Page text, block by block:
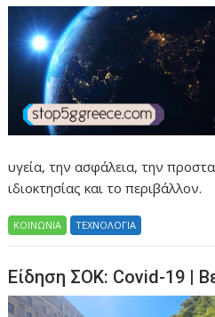
υγεία, την ασφάλεια, την
ιδιοκτησίας και το περιβάλλον.
ΚΟΙΝΩΝΙΑ ΤΕΧΝΟΛΟΓΙΑ
Είδηση ΣΟΚ: Covid-19 |